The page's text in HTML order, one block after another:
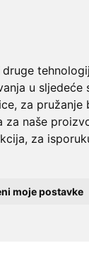
u sljedeće
, za pružanje
za naše
, za
moje postavke